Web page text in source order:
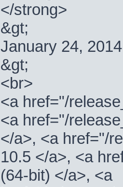
</strong>
&gt;
January 24, 2014
&gt;
<br>
<a href="/
<a href="/
</a>, <a href="/
10.5 </a>, <a
(64-bit) </a>, <a